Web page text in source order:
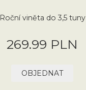
Roční viněta do 3,5 tuny
269.99 PLN
OBJEDNAT